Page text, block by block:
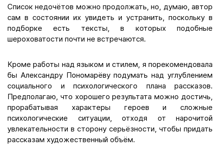
Список недочётов можно продолжать, но, думаю, автор
сам в состоянии их увидеть и устранить, поскольку в
подборке есть тексты, в которых подобные
шероховатости почти не встречаются.
Кроме работы над языком и стилем, я порекомендовала
бы Александру Пономарёву подумать над углублением
социального и психологического плана рассказов.
Предполагаю, что хорошего результата можно достичь,
прорабатывая характеры героев и сложные
психологические ситуации, отходя от нарочитой
увлекательности в сторону серьёзности, чтобы придать
рассказам художественный объём.